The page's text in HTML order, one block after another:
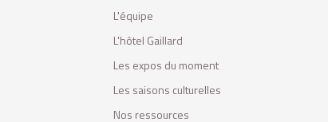
L'équipe
L'hôtel Gaillard
Les expos du moment
Les saisons culturelles
Nos ressources